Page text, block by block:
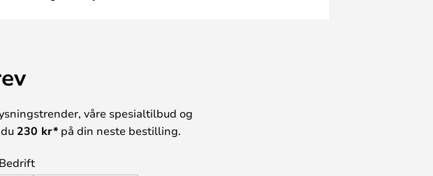
våre spesialtilbud og
230 kr*på din neste bestilling.
Bedrift